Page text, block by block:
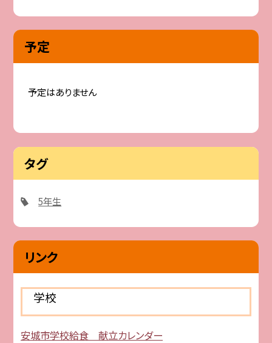
予定
予定はありません
タグ
5年生
リンク
学校
安城市学校給食 献立カレンダー